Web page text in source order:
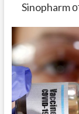
Sinopharm